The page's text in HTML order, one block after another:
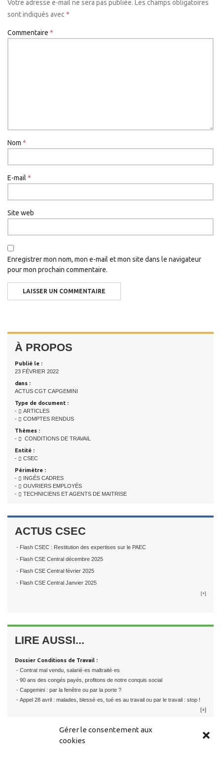
Gérer le consentement aux
cookies
Votre adresse e-mail ne sera pas publiée. Les champs obligatoires
sont indiqués avec *
Commentaire *
Nom *
E-mail *
Site web
Enregistrer mon nom, mon e-mail et mon site dans le navigateur
pour mon prochain commentaire.
À PROPOS
Publié le :
23 FÉVRIER 2022
dans :
ACTUS CGT CAPGEMINI
Type de document :
-
ARTICLES
-
COMPTES RENDUS
Thèmes :
-
CONDITIONS DE TRAVAIL
Entité :
-
CSEC
Périmètre :
-
INGÉS CADRES
-
OUVRIERS EMPLOYÉS
-
TECHNICIENS ET AGENTS DE MAITRISE
ACTUS CSEC
- Flash CSEC : Restitution des expertises sur le PAEC
- Flash CSE Central décembre 2025
- Flash CSE Central février 2025
- Flash CSE Central Janvier 2025
[+]
LIRE AUSSI...
Dossier Conditions de Travail :
- Contrat mal vendu, salarié·es maltraité·es
- 90 ans des congés payés, profitons de notre conquis social
- Capgemini : par la fenêtre ou par la porte ?
- Appel 28 avril : malades, blessé·es, tué·es au travail ou par le travail : stop !
[+]